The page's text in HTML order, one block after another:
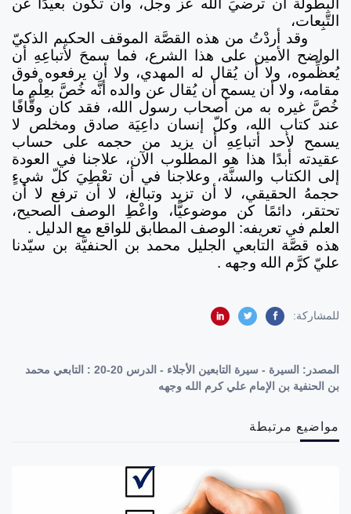
البطولة أن ترضيَ الله عز وجل، وأن تكون بعيدًا عن
التَّبِعات،
وقد أردْتُ من هذه القصَّة الموقف الحكيم الذكيّ
الواضح الأمين على هذا الشرع، فما سمحَ لأتباعِهِ أن
يُعظِّموه، ولا أن يُقال له المهدي، ولا أن يرفعوه فوق
مقامه، ولا أن يسمح أن يُقال عن والده أنَّه خُصَّ بعِلْم ما
خُصَّ غيره به من أصحاب رسول الله، فقد كان وقَّافًا
عند كتاب الله، وكلّ إنسان داعِيَة صادق ومخلص لا
يسمح لأحد أتباعِهِ أن يزيد من حجمه على حساب
عقيدته أبدًا هذا هو المطلوب الآن، علاجنا في العودة
إلى الكتاب والسنَّة، وعلاجنا في أن تعْطِيَ كلّ شيءٍ
حجمهُ الحقيقي، لا أن تزيد وتبالغ، لا أن ترفع لا أن
تحتقر، دائمًا كن موضوعيًّا، واعْطِ الوصف الصحيح،
العلم في تعريفه: الوصف المطابق للواقع مع الدليل .
هذه قصَّة التابعي الجليل محمد بن الحنفيَّة بن سيّدنا
عليّ كرَّم الله وجهه .
للمشاركة:
المصدر:
السيرة - سيرة التابعين الأجلاء - الدرس 20-20 : التابعي محمد
بن الحنفية بن الإمام علي كرم الله وجهه
مواضيع مرتبطة